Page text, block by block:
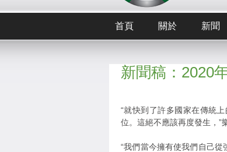
首頁 關於 新聞
新聞稿：2020
“就快到了許多國家在傳統
位。這絕不應該再度發生，”
“我們當今擁有使我們自己